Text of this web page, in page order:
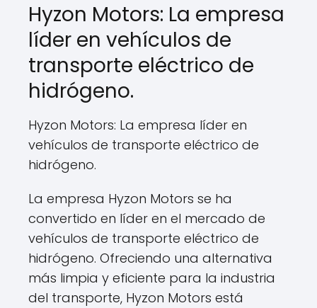
Hyzon Motors: La empresa
líder en vehículos de
transporte eléctrico de
hidrógeno.
Hyzon Motors: La empresa líder en
vehículos de transporte eléctrico de
hidrógeno.
La empresa Hyzon Motors se ha
convertido en líder en el mercado de
vehículos de transporte eléctrico de
hidrógeno. Ofreciendo una alternativa
más limpia y eficiente para la industria
del transporte, Hyzon Motors está